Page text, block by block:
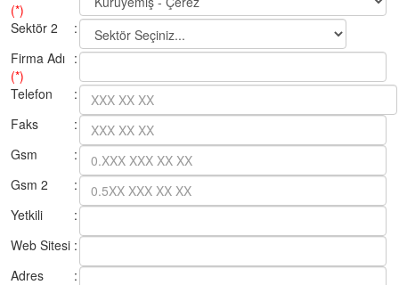
(*)
Sektör 2
:
Firma Adı
(*)
:
Telefon
:
Faks
:
Gsm
:
Gsm 2
:
Yetkili
:
Web Sitesi :
Adres
: